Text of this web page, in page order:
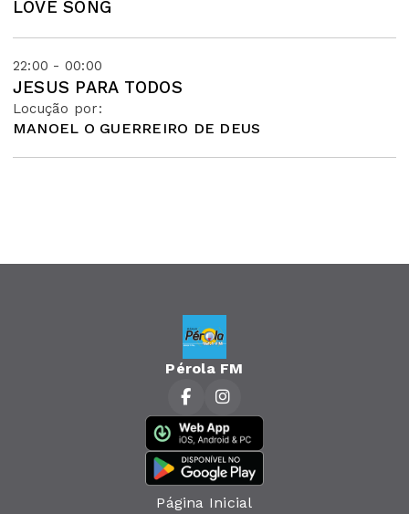
LOVE SONG
22:00 - 00:00
JESUS PARA TODOS
Locução por:
MANOEL O GUERREIRO DE DEUS
Pérola FM
Página Inicial